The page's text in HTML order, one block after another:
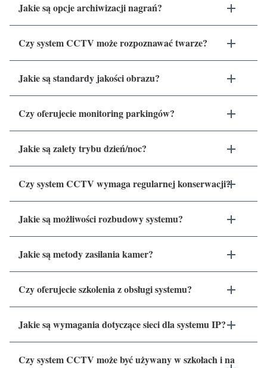
Jakie są opcje archiwizacji nagrań?
Czy system CCTV może rozpoznawać twarze?
Jakie są standardy jakości obrazu?
Czy oferujecie monitoring parkingów?
Jakie są zalety trybu dzień/noc?
Czy system CCTV wymaga regularnej konserwacji?
Jakie są możliwości rozbudowy systemu?
Jakie są metody zasilania kamer?
Czy oferujecie szkolenia z obsługi systemu?
Jakie są wymagania dotyczące sieci dla systemu IP?
Czy system CCTV może być używany w szkołach i na